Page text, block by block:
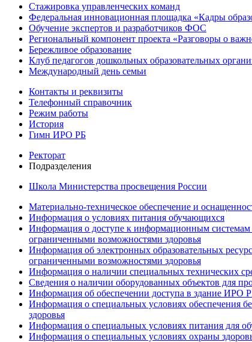
Стажировка управленческих команд
Федеральная инновационная площадка «Кадры
Обучение экспертов и разработчиков ФОС
Региональный компонент проекта «Разговоры о
Бережливое образование
Клуб педагогов дошкольных образовательных
Международный день семьи
Контакты и реквизиты
Телефонный справочник
Режим работы
История
Гимн ИРО РБ
Ректорат
Подразделения
Школа Министерства просвещения России
Материально-техническое обеспечение и
Информация о условиях питания обучающихся
Информация о доступе к информационным
ограниченными возможностями здоровья
Информация об электронных образовательных
ограниченными возможностями здоровья
Информация о наличии специальных технических
Сведения о наличии оборудованных объектов для
Информация об обеспечении доступа в здание ИРО
Информация о специальных условиях обеспечения
здоровья
Информация о специальных условиях питания для
Информация о специальных условиях охраны